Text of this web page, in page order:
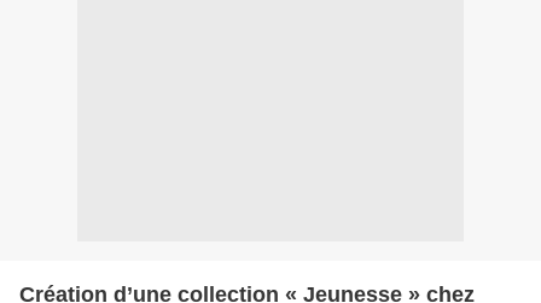
Création d’une collection « Jeunesse » chez